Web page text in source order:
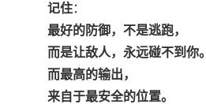
记住：
最好的防御，不是逃跑，
而是让敌人，永远碰不到你。
而最高的输出，
来自于最安全的位置。